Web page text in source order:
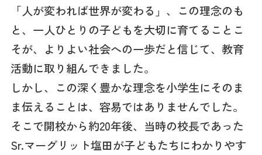
「人が変われば世界が変わる」、この理念のも
と、一人ひとりの子どもを大切に育てることこ
そが、よりよい社会への一歩だと信じて、教育
活動に取り組んできました。
しかし、この深く豊かな理念を小学生にそのま
ま伝えることは、容易ではありませんでした。
そこで開校から約20年後、当時の校長であった
Sr.マーグリット塩田が子どもたちにわかりやす